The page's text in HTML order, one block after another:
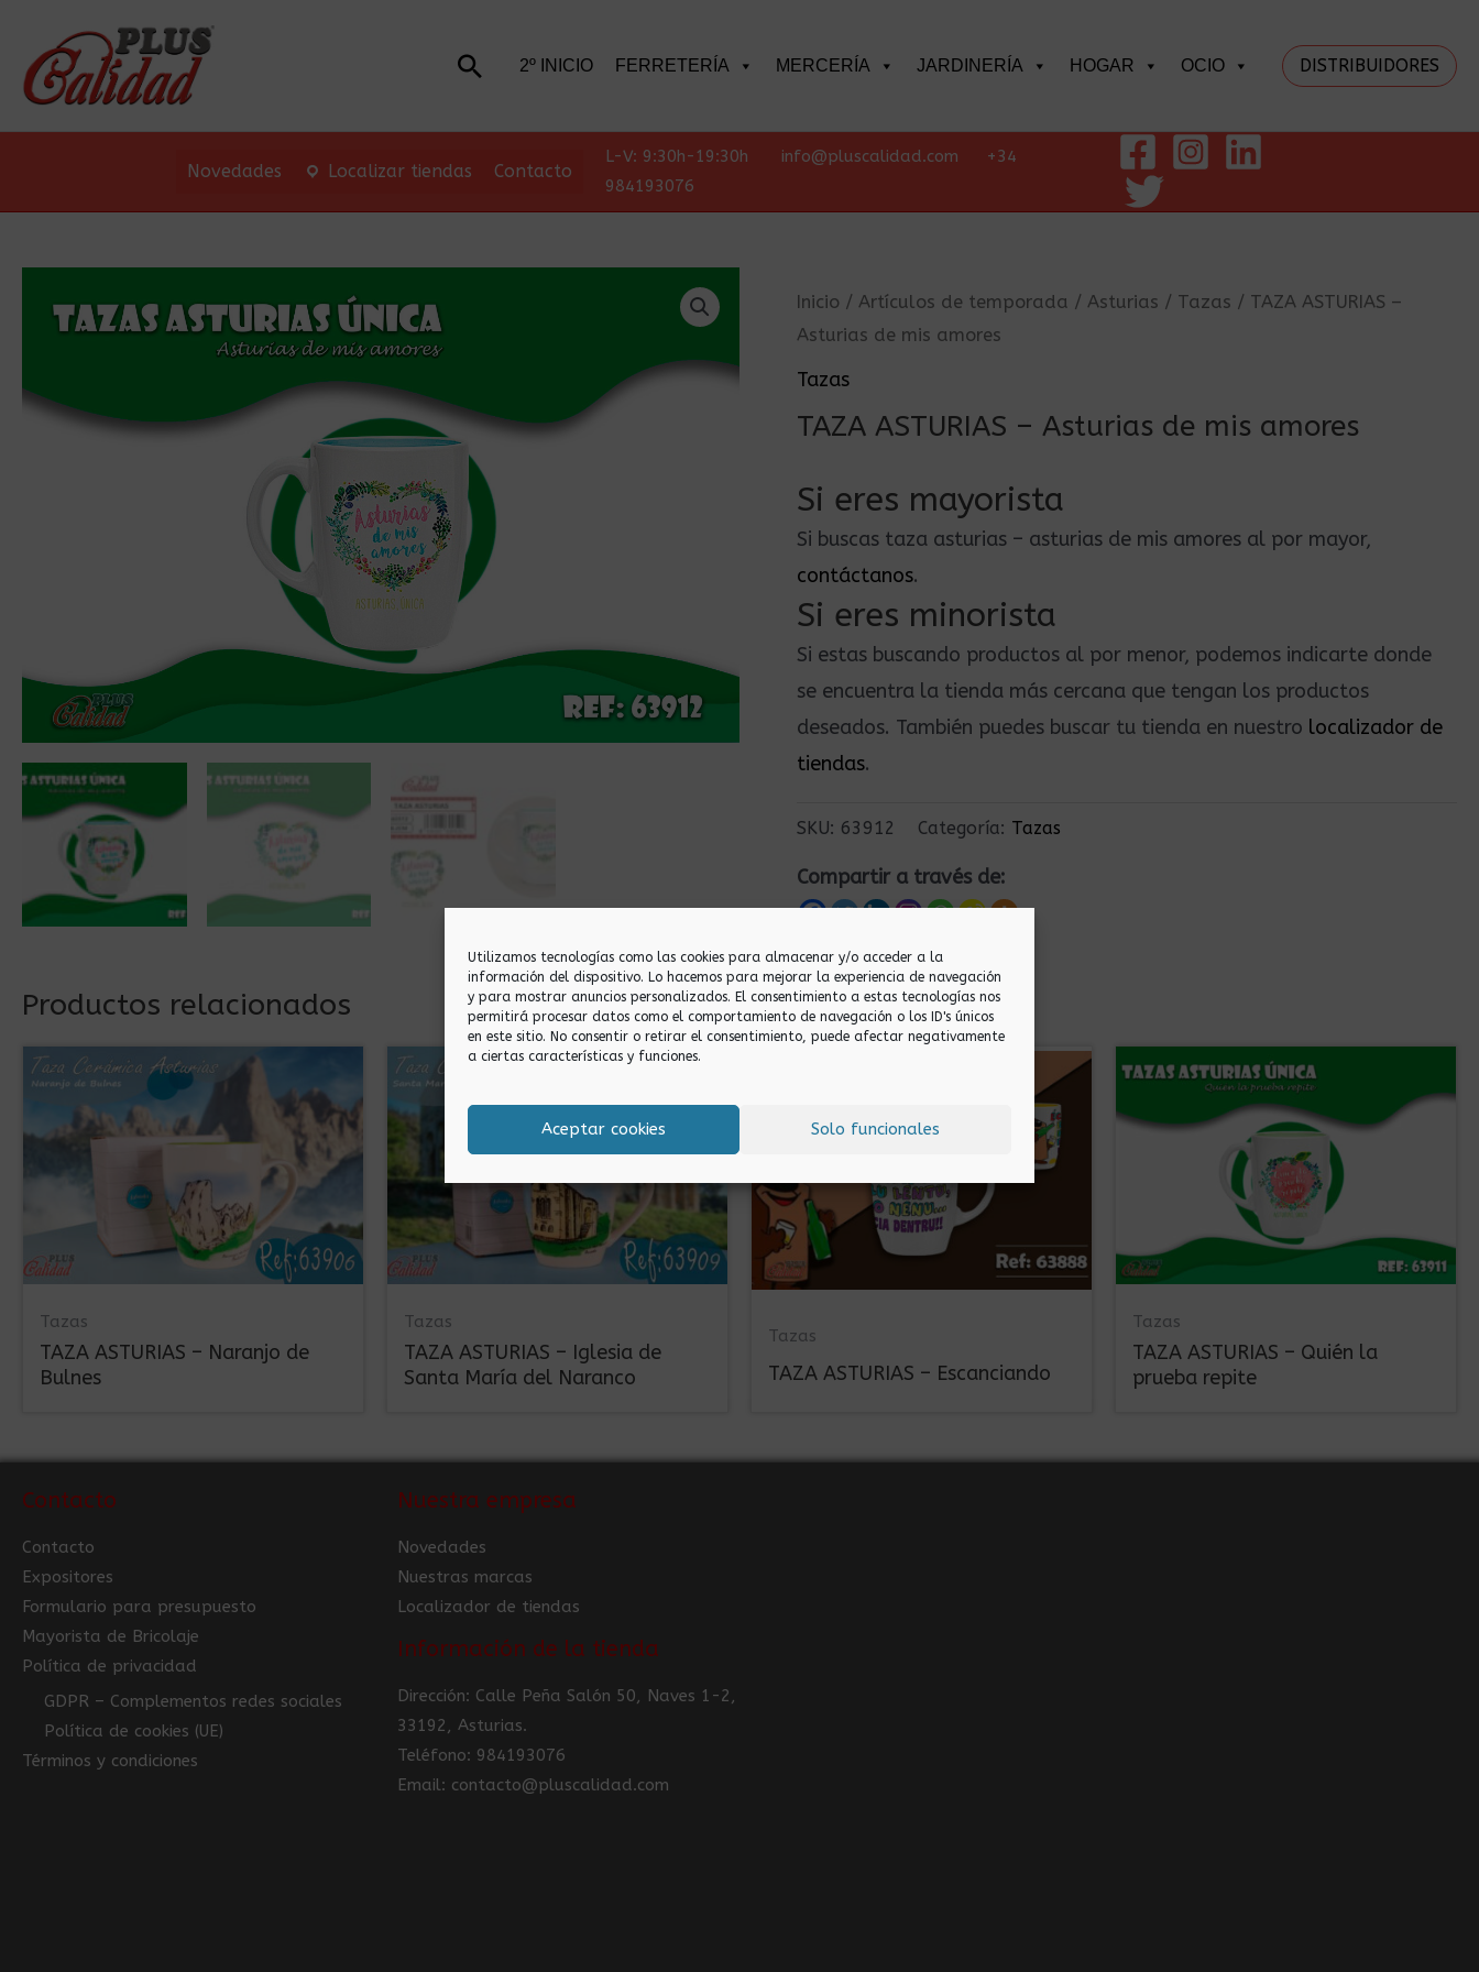
Utilizamos tecnologías como las cookies para almacenar y/o acceder a la
información del dispositivo. Lo hacemos para mejorar la experiencia de navegación
y para mostrar anuncios personalizados. El consentimiento a estas tecnologías nos
permitirá procesar datos como el comportamiento de navegación o los ID's únicos
en este sitio. No consentir o retirar el consentimiento, puede afectar negativamente
a ciertas características y funciones.
Aceptar cookies Solo funcionales
Buscar2º INICIO FERRETERÍA MERCERÍA JARDINERÍA HOGAR OCIO DISTRIBUIDORES
Novedades Localizar tiendas Contacto
L-V: 9:30h-19:30h info@pluscalidad.com
+34
984193076
Inicio /Artículos de temporada /Asturias / Tazas / TAZA ASTURIAS –
Asturias de mis amores
Tazas
TAZA ASTURIAS – Asturias de mis amores
Si eres mayorista
Si buscas taza asturias – asturias de mis amores al por mayor,
contáctanos.
Si eres minorista
Si estas buscando productos al por menor, podemos indicarte donde
se encuentra la tienda más cercana que tengan los productos
deseados. También puedes buscar tu tienda en nuestro localizador de
tiendas.
SKU: 63912 Categoría: Tazas
Compartir a través de:
Productos relacionados
Tazas
TAZA ASTURIAS – Naranjo de
Bulnes
Tazas
TAZA ASTURIAS – Iglesia de
Santa María del Naranco
Tazas
TAZA ASTURIAS – Escanciando
Tazas
TAZA ASTURIAS – Quién la
prueba repite
Contacto
Contacto
Expositores
Formulario para presupuesto
Mayorista de Bricolaje
Política de privacidad
GDPR – Complementos redes sociales
Política de cookies (UE)
Términos y condiciones
Nuestra empresa
Novedades
Nuestras marcas
Localizador de tiendas
Información de la tienda
Dirección: Calle Peña Salón 50, Naves 1-2,
33192, Asturias.
Teléfono: 984193076
Email: contacto@pluscalidad.com